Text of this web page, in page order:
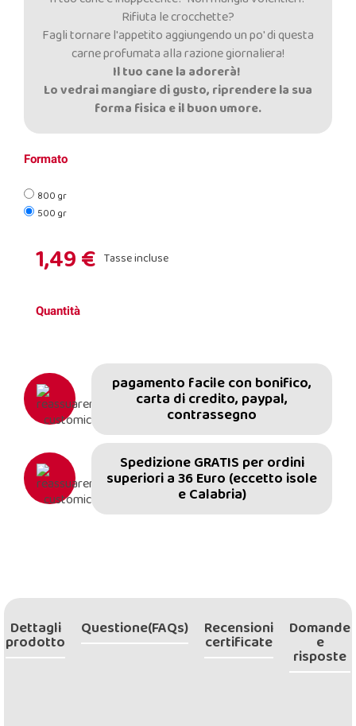
Rifiuta le crocchette?
Fagli tornare l'appetito aggiungendo un po' di questa
carne profumata alla razione giornaliera!
Il tuo cane la adorerà!
Lo vedrai mangiare di gusto, riprendere la sua
forma fisica e il buon umore.
Formato
800 gr
500 gr
1,49 € Tasse incluse
Quantità
pagamento facile con bonifico,
carta di credito, paypal,
contrassegno
Spedizione GRATIS per ordini
superiori a 36 Euro (eccetto isole
e Calabria)
Dettagli
prodotto
Questione(FAQs) Recensioni
certificate
Domande
e
risposte